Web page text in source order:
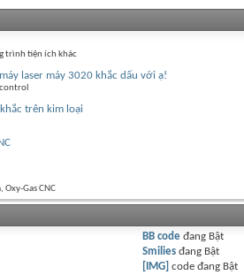
trình tiện ích khác
laser máy 3020 khắc dấu với ạ!
control
trên kim loại
Gas CNC
BB codeđang Bật
Smiliesđang Bật
[IMG] code đang Bật